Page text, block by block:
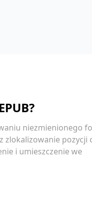
niezmienionego
pozycji
i umieszczenie we